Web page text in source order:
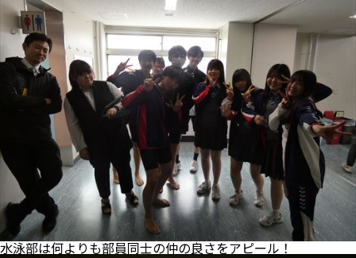
水泳部は何よりも部員同士の仲の良さをアピール！